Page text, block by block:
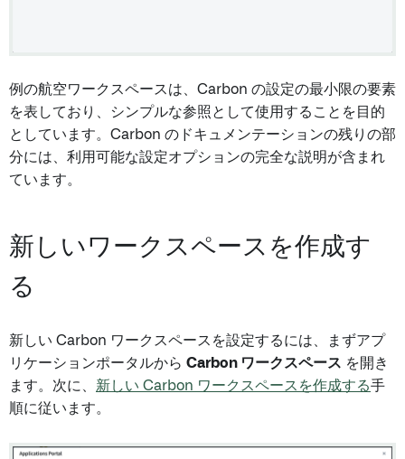
例の航空ワークスペースは、Carbon の設定の最小限の要素
を表しており、シンプルな参照として使用することを目的
としています。Carbon のドキュメンテーションの残りの部
分には、利用可能な設定オプションの完全な説明が含まれ
ています。
新しいワークスペースを作成す
る
新しい Carbon ワークスペースを設定するには、まずアプ
リケーションポータルから Carbon ワークスペース を開き
ます。次に、 新しい Carbon ワークスペースを作成する手
順に従います。